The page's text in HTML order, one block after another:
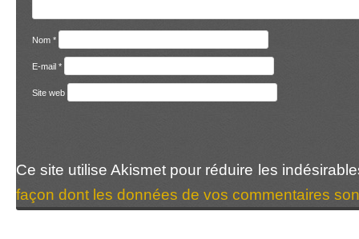
Nom *
E-mail *
Site web
Ce site utilise Akismet pour réduire les
façon dont les données de vos commentaires